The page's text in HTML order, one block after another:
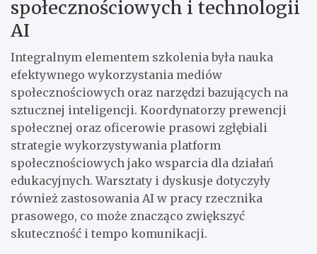
społecznościowych i technologii
AI
Integralnym elementem szkolenia była nauka
efektywnego wykorzystania mediów
społecznościowych oraz narzędzi bazujących na
sztucznej inteligencji. Koordynatorzy prewencji
społecznej oraz oficerowie prasowi zgłębiali
strategie wykorzystywania platform
społecznościowych jako wsparcia dla działań
edukacyjnych. Warsztaty i dyskusje dotyczyły
również zastosowania AI w pracy rzecznika
prasowego, co może znacząco zwiększyć
skuteczność i tempo komunikacji.